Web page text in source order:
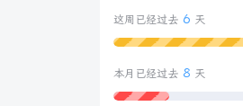
这周已经过去 6 天
本月已经过去 8 天